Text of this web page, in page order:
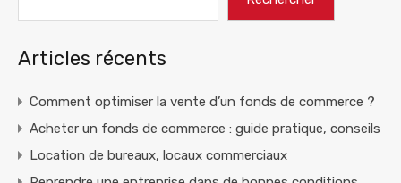
Articles récents
Comment optimiser la vente d’un fonds de commerce ?
Acheter un fonds de commerce : guide pratique, conseils
Location de bureaux, locaux commerciaux